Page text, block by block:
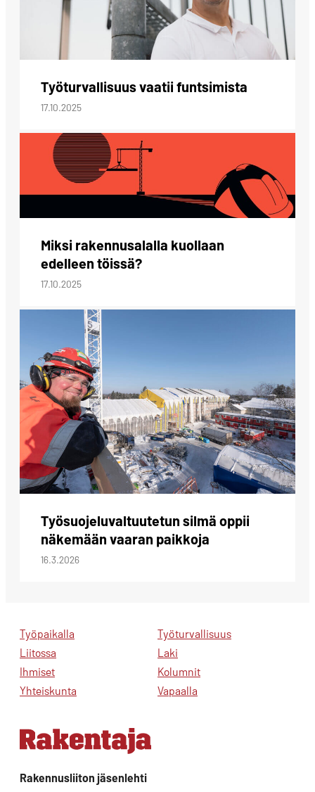
Työturvallisuus vaatii funtsimista
17.10.2025
Miksi rakennusalalla kuollaan
edelleen töissä?
17.10.2025
Työsuojeluvaltuutetun silmä oppii
näkemään vaaran paikkoja
16.3.2026
Työpaikalla
Liitossa
Ihmiset
Yhteiskunta
Työturvallisuus
Laki
Kolumnit
Vapaalla
Rakennusliiton jäsenlehti